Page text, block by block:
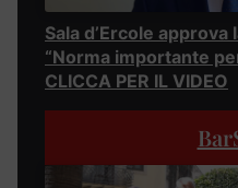
Sala d’Ercole
“Norma importante
CLICCA PER IL VIDEO